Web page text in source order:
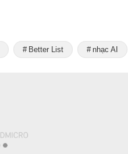
Better List nhạc AI